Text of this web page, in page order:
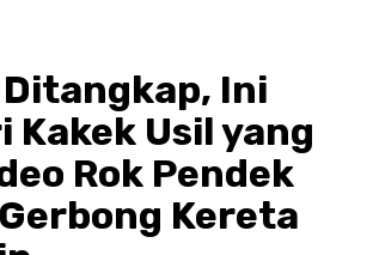
Ini
Usil yang
Rok Pendek
Kereta